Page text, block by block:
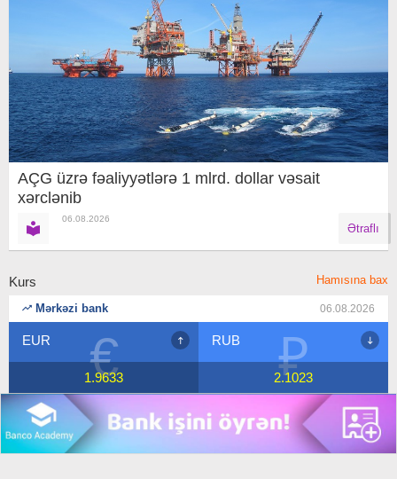
AÇG üzrə fəaliyyətlərə 1 mlrd. dollar vəsait
xərclənib
06.08.2026
Ətraflı
Kurs Hamısına bax
Mərkəzi bank 06.08.2026
₽
RUB
2.1023 $
USD
1.7